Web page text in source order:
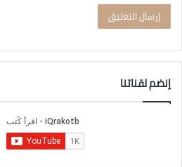
إنضم لقناتنا